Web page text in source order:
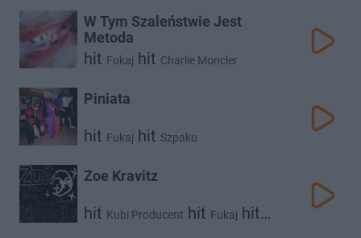
W Tym Szaleństwie Jest
Metoda
hit Fukaj hit Charlie Moncler
Piniata
hit Fukaj hit Szpaku
Zoe Kravitz
hit Kubi Producent hit Fukaj hit